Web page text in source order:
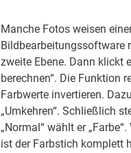
Manche Fotos weisen
Bildbearbeitungssoftware
zweite Ebene. Dann klickt
berechnen“. Die Funktion
Farbwerte invertieren.
„Umkehren“. Schließlich
„Normal“ wählt er
ist der Farbstich komplett